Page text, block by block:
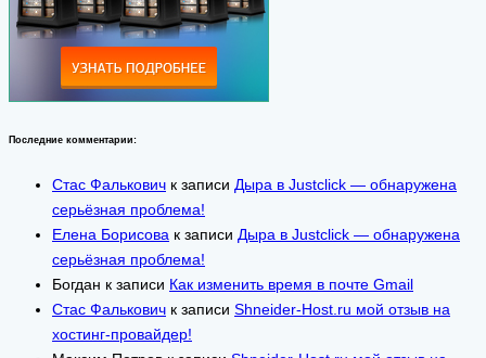
Последние комментарии:
Стас Фалькович к записи Дыра в Justclick — обнаружена
серьёзная проблема!
Елена Борисова к записи Дыра в Justclick — обнаружена
серьёзная проблема!
Богдан к записи Как изменить время в почте Gmail
Стас Фалькович к записи Shneider-Host.ru мой отзыв на
хостинг-провайдер!